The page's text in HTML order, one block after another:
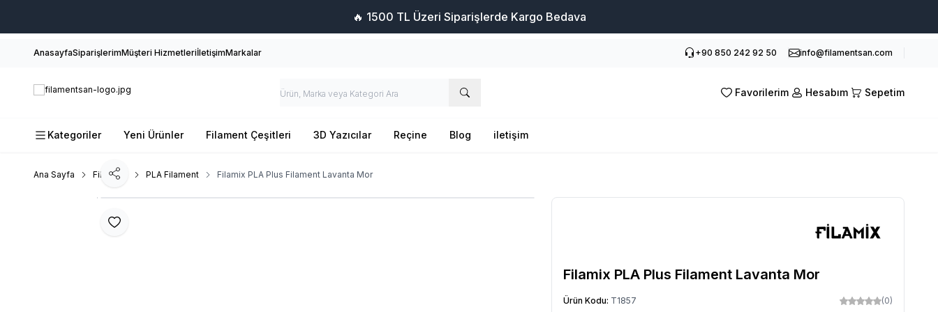
🔥 1500 TL Üzeri Siparişlerde Kargo Bedava
AnasayfaSiparişlerimMüşteri HizmetleriİletişimMarkalar +90 850 242 92 50 info@filamentsan.com
Favorilerim Hesabım Sepetim
Kategoriler Yeni Ürünler Filament Çeşitleri 3D Yazıcılar Reçine Blog iletişim
Ana Sayfa Filament PLA Filament Filamix PLA Plus Filament Lavanta Mor
Favoriye Ekle
Paylaş
Filamix PLA Plus Filament Lavanta Mor
Ürün Kodu: T1857 (0)